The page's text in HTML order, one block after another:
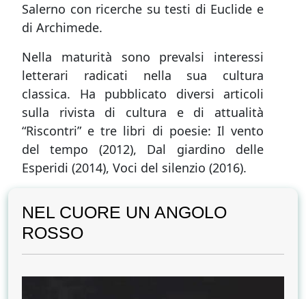
Salerno con ricerche su testi di Euclide e
di Archimede.
Nella maturità sono prevalsi interessi
letterari radicati nella sua cultura
classica. Ha pubblicato diversi articoli
sulla rivista di cultura e di attualità
“Riscontri” e tre libri di poesie: Il vento
del tempo (2012), Dal giardino delle
Esperidi (2014), Voci del silenzio (2016).
NEL CUORE UN ANGOLO
ROSSO